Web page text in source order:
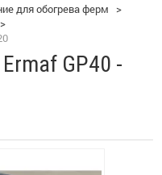
для обогрева ферм
>
>
GP40 -